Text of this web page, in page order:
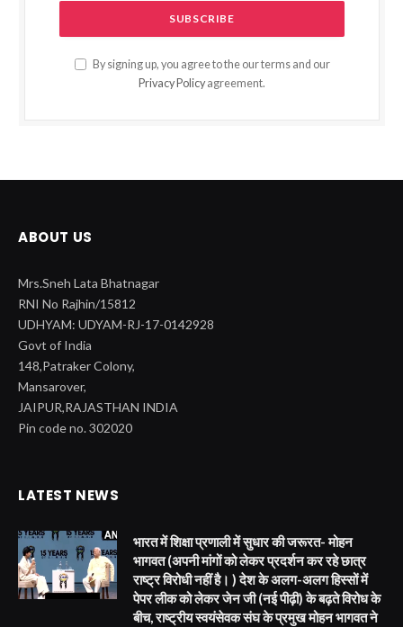
By signing up, you agree to the our terms and our
Privacy Policy agreement.
ABOUT US
Mrs.Sneh Lata Bhatnagar
RNI No Rajhin/15812
UDHYAM: UDYAM-RJ-17-0142928
Govt of India
148,Patraker Colony,
Mansarover,
JAIPUR,RAJASTHAN INDIA
Pin code no. 302020
LATEST NEWS
भारत में शिक्षा प्रणाली में सुधार की जरूरत- मोहन
भागवत (अपनी मांगों को लेकर प्रदर्शन कर रहे छात्र
राष्ट्र विरोधी नहीं है। ) देश के अलग-अलग हिस्सों में
पेपर लीक को लेकर जेन जी (नई पीढ़ी) के बढ़ते विरोध के
बीच, राष्ट्रीय स्वयंसेवक संघ के प्रमुख मोहन भागवत ने